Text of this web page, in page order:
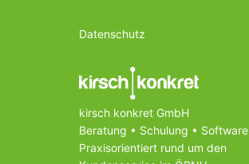
Datenschutz
kirsch konkret GmbH
Beratung • Schulung • Software
Praxisorientiert rund um den